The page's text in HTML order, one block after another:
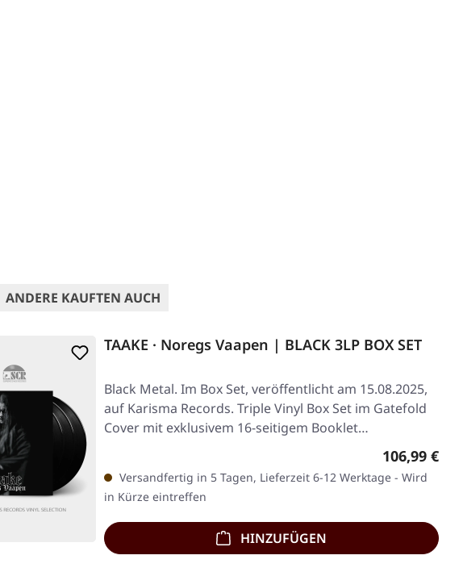
ANDERE KAUFTEN AUCH
TAAKE · Noregs Vaapen | BLACK 3LP BOX SET
Black Metal. Im Box Set, veröffentlicht am 15.08.2025,
auf Karisma Records. Triple Vinyl Box Set im Gatefold
Cover mit exklusivem 16-seitigem Booklet…
Regulärer
106,99 €
Versandfertig in 5 Tagen, Lieferzeit 6-12 Werktage - Wird
in Kürze eintreffen
HINZUFÜGEN